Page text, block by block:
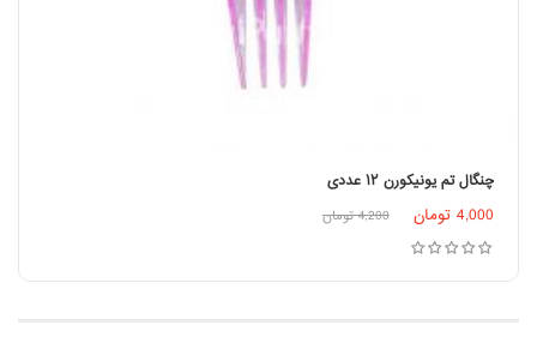
چنگال تم یونیکورن ۱۲ عددی
4,000 تومان 4,200 تومان